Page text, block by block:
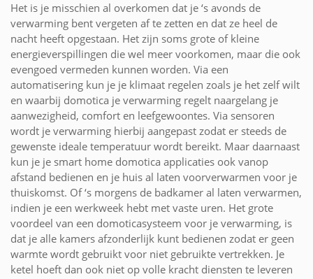
Het is je misschien al overkomen dat je ‘s avonds de
verwarming bent vergeten af te zetten en dat ze heel de
nacht heeft opgestaan. Het zijn soms grote of kleine
energieverspillingen die wel meer voorkomen, maar die ook
evengoed vermeden kunnen worden. Via een
automatisering kun je je klimaat regelen zoals je het zelf wilt
en waarbij domotica je verwarming regelt naargelang je
aanwezigheid, comfort en leefgewoontes. Via sensoren
wordt je verwarming hierbij aangepast zodat er steeds de
gewenste ideale temperatuur wordt bereikt. Maar daarnaast
kun je je smart home domotica applicaties ook vanop
afstand bedienen en je huis al laten voorverwarmen voor je
thuiskomst. Of ‘s morgens de badkamer al laten verwarmen,
indien je een werkweek hebt met vaste uren. Het grote
voordeel van een domoticasysteem voor je verwarming, is
dat je alle kamers afzonderlijk kunt bedienen zodat er geen
warmte wordt gebruikt voor niet gebruikte vertrekken. Je
ketel hoeft dan ook niet op volle kracht diensten te leveren